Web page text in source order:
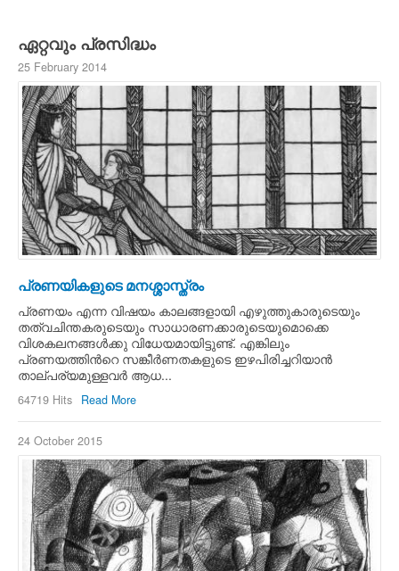
ഏറ്റവും പ്രസിദ്ധം
25 February 2014
പ്രണയികളുടെ മനശ്ശാസ്ത്രം
പ്രണയം എന്ന വിഷയം കാലങ്ങളായി എഴുത്തുകാരുടെയും
തത്വചിന്തകരുടെയും സാധാരണക്കാരുടെയുമൊക്കെ
വിശകലനങ്ങള്‍ക്കു വിധേയമായിട്ടുണ്ട്. എങ്കിലും
പ്രണയത്തിന്‍റെ സങ്കീര്‍ണതകളുടെ ഇഴപിരിച്ചറിയാന്‍
താല്പര്യമുള്ളവര്‍ ആധ...
64719 Hits Read More
24 October 2015